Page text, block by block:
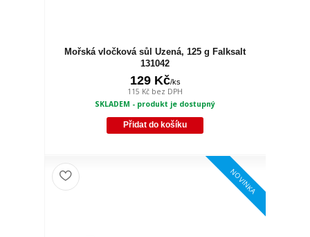
Mořská vločková sůl Uzená, 125 g Falksalt
131042
129 Kč/ks
115 Kč bez DPH
SKLADEM - produkt je dostupný
Přidat do košíku
NOVINKA